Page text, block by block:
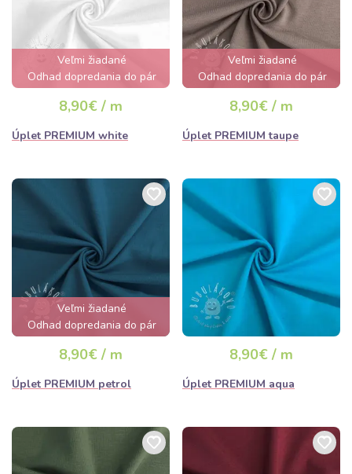
Veľmi žiadané
Odhad dopredania do pár
hodín
8,90€ / m
Úplet PREMIUM white
Veľmi žiadané
Odhad dopredania do pár
hodín
8,90€ / m
Úplet PREMIUM taupe
Veľmi žiadané
Odhad dopredania do pár
hodín
8,90€ / m
Úplet PREMIUM petrol
8,90€ / m
Úplet PREMIUM aqua